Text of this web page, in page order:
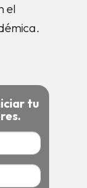
el
tu